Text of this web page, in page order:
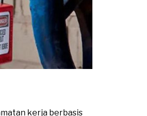
kerja berbasis